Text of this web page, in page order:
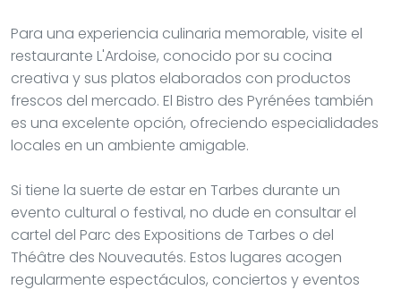
Para una experiencia culinaria memorable, visite el
restaurante L'Ardoise, conocido por su cocina
creativa y sus platos elaborados con productos
frescos del mercado. El Bistro des Pyrénées también
es una excelente opción, ofreciendo especialidades
locales en un ambiente amigable.
Si tiene la suerte de estar en Tarbes durante un
evento cultural o festival, no dude en consultar el
cartel del Parc des Expositions de Tarbes o del
Théâtre des Nouveautés. Estos lugares acogen
regularmente espectáculos, conciertos y eventos